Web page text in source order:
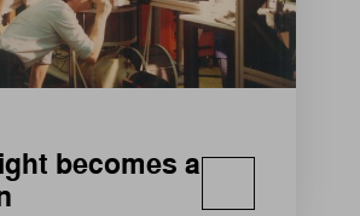
becomes a